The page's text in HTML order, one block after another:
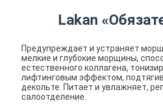
Lakan
Предупреждает и устраняет
мелкие и глубокие морщины,
естественного коллагена,
лифтинговым эффектом,
декольте. Питает и увлажняет,
салоотделение.